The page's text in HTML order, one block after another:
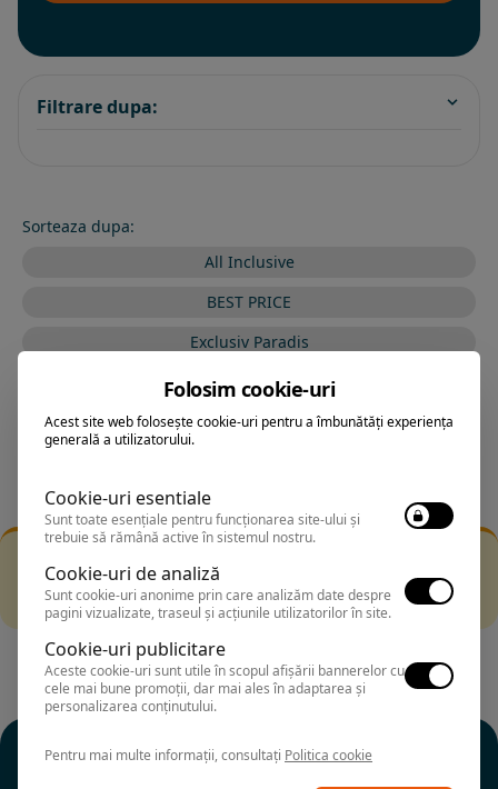
Filtrare dupa:
Sorteaza dupa:
All Inclusive
BEST PRICE
Exclusiv Paradis
Stele 1-5
Stele 5-1
Incearca sa folosesti o cautarea mai generala sau alege
alte fitre.
Folosim cookie-uri
Acest site web folosește cookie-uri pentru a îmbunătăți experiența
generală a utilizatorului.
Cookie-uri esentiale
Sunt toate esențiale pentru funcționarea site-ului și
trebuie să rămână active în sistemul nostru.
Cookie-uri de analiză
Sunt cookie-uri anonime prin care analizăm date despre
pagini vizualizate, traseul și acțiunile utilizatorilor în site.
Cookie-uri publicitare
Aceste cookie-uri sunt utile în scopul afișării bannerelor cu
cele mai bune promoții, dar mai ales în adaptarea și
personalizarea conținutului.
Pentru mai multe informații, consultați Politica cookie